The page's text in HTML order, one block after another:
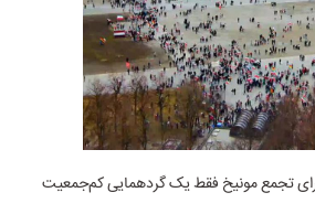
تجمع مونیخ فقط یک گردهمایی کم‌جمعیت